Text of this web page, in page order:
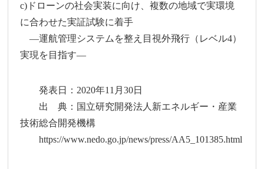
c)ドローンの社会実装に向け、複数の地域で実環境
に合わせた実証試験に着手
―運航管理システムを整え目視外飛行（レベル4）
実現を目指す―
発表日：2020年11月30日
出 典：国立研究開発法人新エネルギー・産業
技術総合開発機構
https://www.nedo.go.jp/news/press/AA5_101385.html